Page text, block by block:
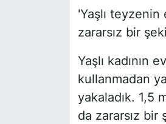
'Yaşlı
zararsız bir
Yaşlı kadının
kullanmadan
yakaladık. 1,5
da zararsız bir